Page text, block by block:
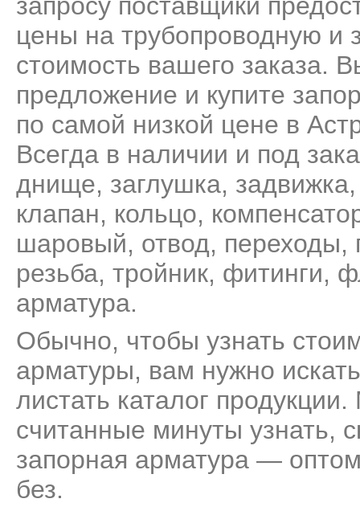
цены на трубопроводную и
стоимость вашего заказа.
предложение и купите
по самой низкой цене в
Всегда в наличии и под
днище, заглушка, задвижка
клапан, кольцо,
шаровый, отвод, переходы,
резьба, тройник, фитинги,
арматура.
Обычно, чтобы узнать
арматуры, вам нужно
листать каталог
считанные минуты узнать,
запорная арматура —
без.